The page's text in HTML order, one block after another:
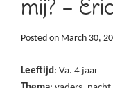
mij? –
Posted on March 30,
Leeftijd: Va. 4 jaar